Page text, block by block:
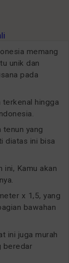
memang
unik dan
pada
terkenal hingga
tenun yang
diatas ini bisa
ini, Kamu akan
x 1,5, yang
bawahan
ini juga murah
beredar